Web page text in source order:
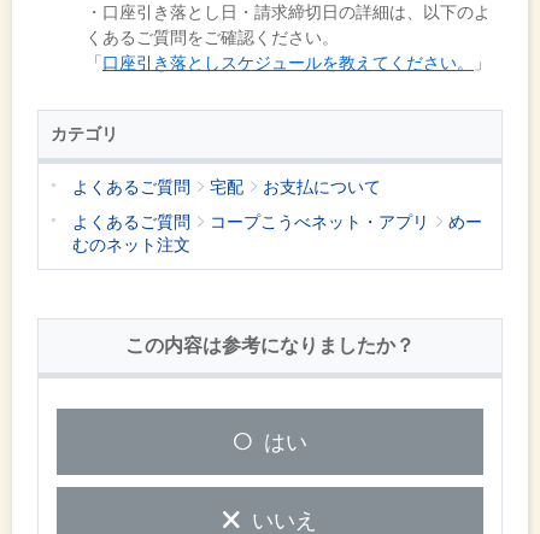
・口座引き落とし日・請求締切日の詳細は、以下のよ
くあるご質問をご確認ください。
「 口座引き落としスケジュールを教えてください。 」
カテゴリ
よくあるご質問 宅配
お支払について
よくあるご質問
コープこうべネット・アプリ
めー
むのネット注文
この内容は参考になりましたか？
はい
いいえ